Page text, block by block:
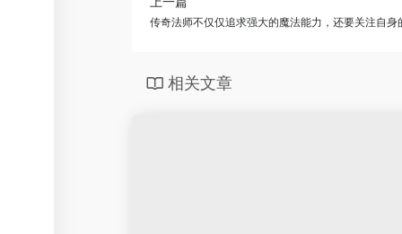
传奇法师不仅仅追求强大的魔法能力，还要关注自身
相关文章